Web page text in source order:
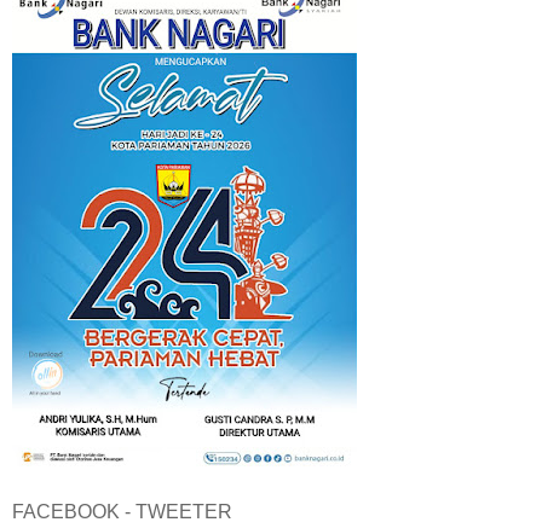
FACEBOOK - TWEETER